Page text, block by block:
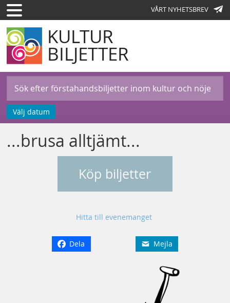
VÅRT NYHETSBREV
KULTUR
BILJETTER
Välj datum
...brusa alltjämt...
Köp biljetter
Hitta till evenemanget
Dela Mejla